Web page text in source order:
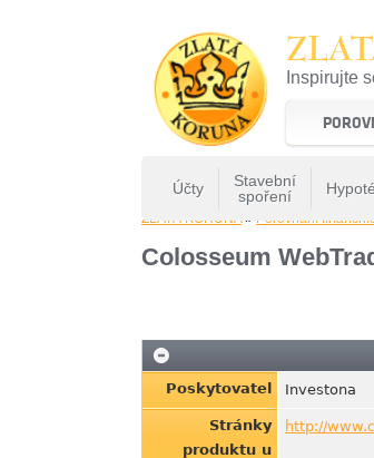
Inspirujte
22 let
Účty
Stavební
spoření
ZLATÁ KORUNA» Porovnání
Colosseum
Poskytovatel Investona
Stránky
produktu u
http://